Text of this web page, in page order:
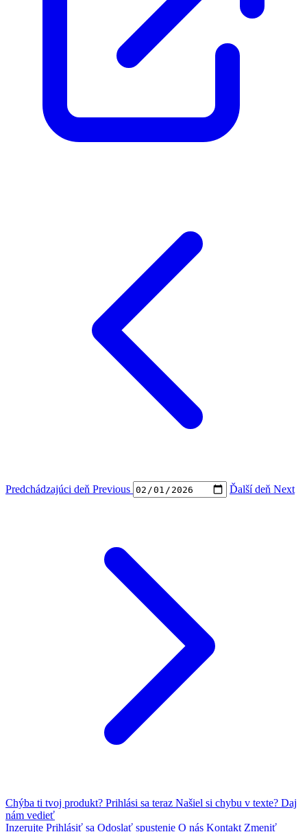
Predchádzajúci deň Previous Ďalší deň Next
Chýba ti tvoj produkt? Prihlási sa teraz Našiel si chybu v texte? Daj
nám vedieť
Inzerujte Prihlásiť sa Odoslať spustenie O nás Kontakt Zmeniť